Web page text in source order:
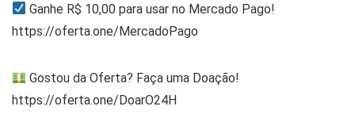
Ganhe R$ 10,00 para usar no Mercado Pago!
https://oferta.one/MercadoPago
Gostou da Oferta? Faça uma Doação!
https://oferta.one/DoarO24H